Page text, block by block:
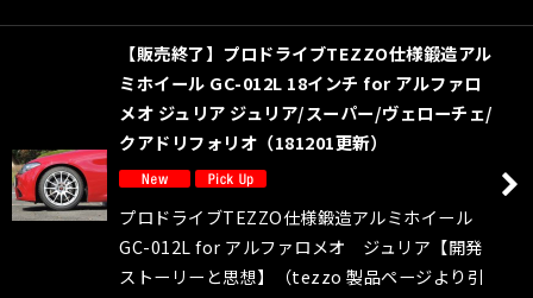
【販売終了】プロドライブTEZZO仕様鍛造アル
ミホイール GC-012L 18インチ for アルファロ
メオ ジュリア ジュリア/スーパー/ヴェローチェ/
クアドリフォリオ（181201更新）
プロドライブTEZZO仕様鍛造アルミホイール
GC-012L for アルファロメオ ジュリア【開発
ストーリーと思想】（tezzo 製品ページより引